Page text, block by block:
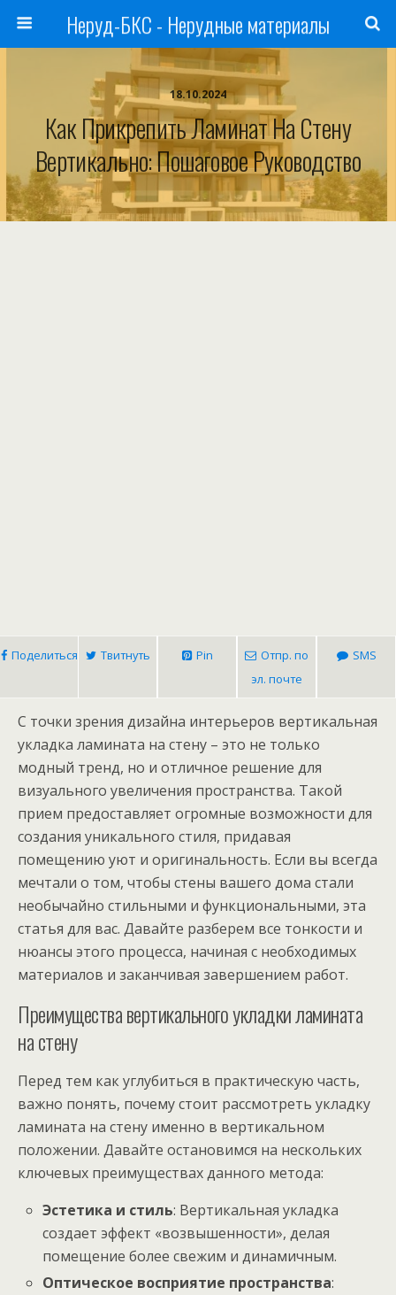
Неруд-БКС - Нерудные материалы
18.10.2024
Как Прикрепить Ламинат На Стену
Вертикально: Пошаговое Руководство
Поделиться Твитнуть Pin
Отпр. по
эл. почте
SMS
С точки зрения дизайна интерьеров вертикальная
укладка ламината на стену – это не только
модный тренд, но и отличное решение для
визуального увеличения пространства. Такой
прием предоставляет огромные возможности для
создания уникального стиля, придавая
помещению уют и оригинальность. Если вы всегда
мечтали о том, чтобы стены вашего дома стали
необычайно стильными и функциональными, эта
статья для вас. Давайте разберем все тонкости и
нюансы этого процесса, начиная с необходимых
материалов и заканчивая завершением работ.
Преимущества вертикального укладки ламината
на стену
Перед тем как углубиться в практическую часть,
важно понять, почему стоит рассмотреть укладку
ламината на стену именно в вертикальном
положении. Давайте остановимся на нескольких
ключевых преимуществах данного метода:
Эстетика и стиль: Вертикальная укладка
создает эффект «возвышенности», делая
помещение более свежим и динамичным.
Оптическое восприятие пространства: